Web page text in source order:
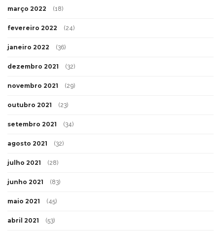
março 2022 (18)
fevereiro 2022 (24)
janeiro 2022 (36)
dezembro 2021 (32)
novembro 2021 (29)
outubro 2021 (23)
setembro 2021 (34)
agosto 2021 (32)
julho 2021 (28)
junho 2021 (83)
maio 2021 (45)
abril 2021 (53)